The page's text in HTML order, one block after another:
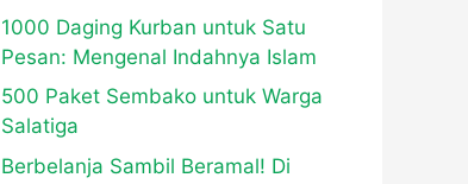
1000 Daging Kurban untuk Satu
Pesan: Mengenal Indahnya Islam
500 Paket Sembako untuk Warga
Salatiga
Berbelanja Sambil Beramal! Di